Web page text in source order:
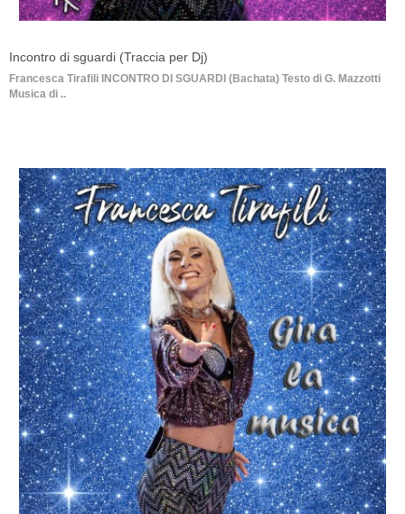
Incontro di sguardi (Traccia per Dj)
Francesca Tirafili INCONTRO DI SGUARDI (Bachata) Testo di G. Mazzotti
Musica di ..